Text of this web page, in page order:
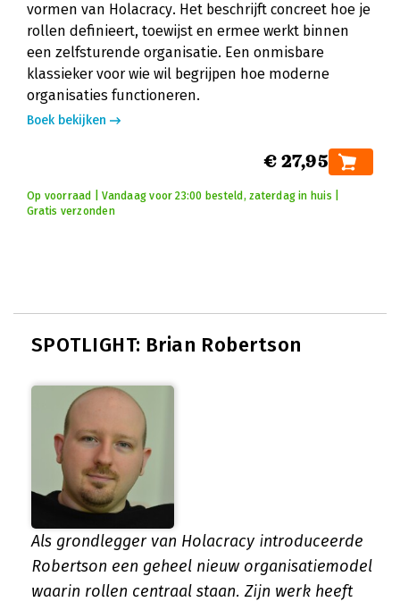
vormen van Holacracy. Het beschrijft concreet hoe je
rollen definieert, toewijst en ermee werkt binnen
een zelfsturende organisatie. Een onmisbare
klassieker voor wie wil begrijpen hoe moderne
organisaties functioneren.
Boek bekijken
€ 27,95
Op voorraad | Vandaag voor 23:00 besteld, zaterdag in huis |
Gratis verzonden
SPOTLIGHT: Brian Robertson
Als grondlegger van Holacracy introduceerde
Robertson een geheel nieuw organisatiemodel
waarin rollen centraal staan. Zijn werk heeft